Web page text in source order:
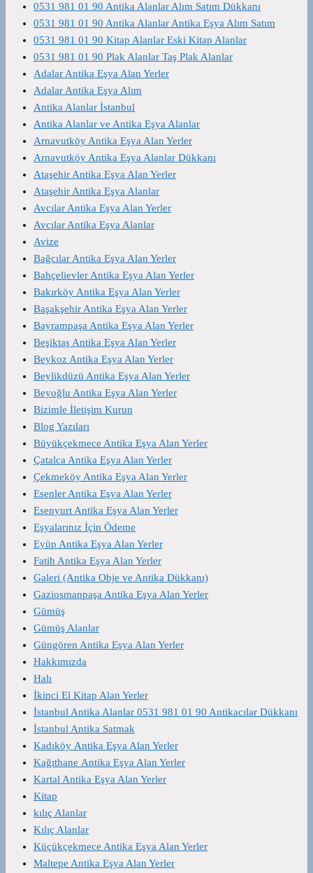
0531 981 01 90 Antika Alanlar Alım Satım Dükkanı
0531 981 01 90 Antika Alanlar Antika Eşya Alım Satım
0531 981 01 90 Kitap Alanlar Eski Kitap Alanlar
0531 981 01 90 Plak Alanlar Taş Plak Alanlar
Adalar Antika Eşya Alan Yerler
Adalar Antika Eşya Alım
Antika Alanlar İstanbul
Antika Alanlar ve Antika Eşya Alanlar
Arnavutköy Antika Eşya Alan Yerler
Arnavutköy Antika Eşya Alanlar Dükkanı
Ataşehir Antika Eşya Alan Yerler
Ataşehir Antika Eşya Alanlar
Avcılar Antika Eşya Alan Yerler
Avcılar Antika Eşya Alanlar
Avize
Bağcılar Antika Eşya Alan Yerler
Bahçelievler Antika Eşya Alan Yerler
Bakırköy Antika Eşya Alan Yerler
Başakşehir Antika Eşya Alan Yerler
Bayrampaşa Antika Eşya Alan Yerler
Beşiktaş Antika Eşya Alan Yerler
Beykoz Antika Eşya Alan Yerler
Beylikdüzü Antika Eşya Alan Yerler
Beyoğlu Antika Eşya Alan Yerler
Bizimle İletişim Kurun
Blog Yazıları
Büyükçekmece Antika Eşya Alan Yerler
Çatalca Antika Eşya Alan Yerler
Çekmeköy Antika Eşya Alan Yerler
Esenler Antika Eşya Alan Yerler
Esenyurt Antika Eşya Alan Yerler
Eşyalarınız İçin Ödeme
Eyüp Antika Eşya Alan Yerler
Fatih Antika Eşya Alan Yerler
Galeri (Antika Obje ve Antika Dükkanı)
Gaziosmanpaşa Antika Eşya Alan Yerler
Gümüş
Gümüş Alanlar
Güngören Antika Eşya Alan Yerler
Hakkımızda
Halı
İkinci El Kitap Alan Yerler
İstanbul Antika Alanlar 0531 981 01 90 Antikacılar Dükkanı
İstanbul Antika Satmak
Kadıköy Antika Eşya Alan Yerler
Kağıthane Antika Eşya Alan Yerler
Kartal Antika Eşya Alan Yerler
Kitap
kılıç Alanlar
Kılıç Alanlar
Küçükçekmece Antika Eşya Alan Yerler
Maltepe Antika Eşya Alan Yerler